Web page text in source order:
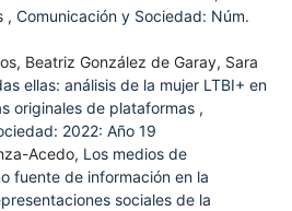
, Comunicación y Sociedad: Núm.
Beatriz González de Garay, Sara
ellas: análisis de la mujer LTBI+ en
originales de plataformas ,
2022: Año 19
Acedo, Los medios de
fuente de información en la
sociales de la